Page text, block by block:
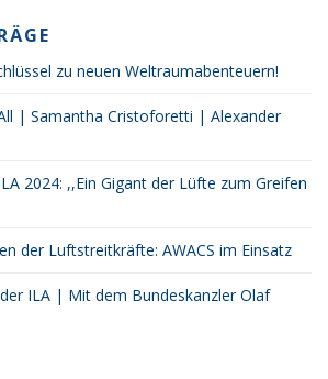
zu neuen Weltraumabenteuern!
| Samantha Cristoforetti | Alexander
2024: ,,Ein Gigant der Lüfte zum Greifen
der Luftstreitkräfte: AWACS im Einsatz
ILA | Mit dem Bundeskanzler Olaf